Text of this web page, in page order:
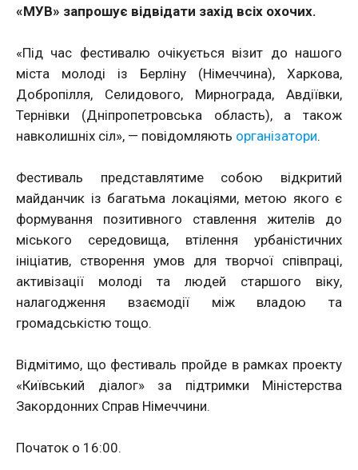
«МУВ» запрошує відвідати захід всіх охочих.
«Під час фестивалю очікується візит до нашого
міста молоді із Берліну (Німеччина), Харкова,
Добропілля, Селидового, Мирнограда, Авдіївки,
Тернівки (Дніпропетровська область), а також
навколишніх сіл», — повідомляють організатори.
Фестиваль представлятиме собою відкритий
майданчик із багатьма локаціями, метою якого є
формування позитивного ставлення жителів до
міського середовища, втілення урбаністичних
ініціатив, створення умов для творчої співпраці,
активізації молоді та людей старшого віку,
налагодження взаємодії між владою та
громадськістю тощо.
Відмітимо, що фестиваль пройде в рамках проекту
«Київський діалог» за підтримки Міністерства
Закордонних Справ Німеччини.
Початок о 16:00.